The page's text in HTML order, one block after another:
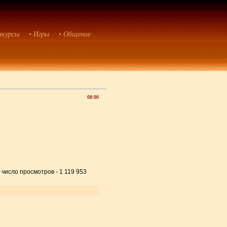
• Игры • Общение
08:00
просмотров - 1 119 953